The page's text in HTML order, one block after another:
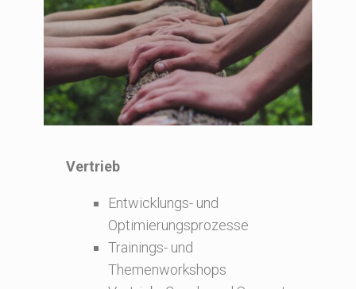
Vertrieb
Entwicklungs- und
Optimierungsprozesse
Trainings- und
Themenworkshops